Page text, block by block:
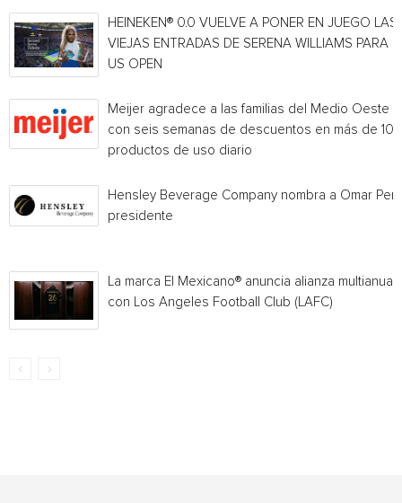
HEINEKEN® 0.0 VUELVE A PONER EN JUEGO LAS
VIEJAS ENTRADAS DE SERENA WILLIAMS PARA
US OPEN
Meijer agradece a las familias del Medio Oeste
con seis semanas de descuentos en más de
productos de uso diario
Hensley Beverage Company nombra a Omar
presidente
La marca El Mexicano® anuncia alianza multianual
con Los Angeles Football Club (LAFC)